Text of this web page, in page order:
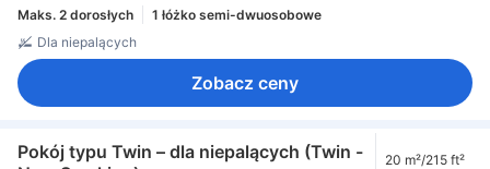
Maks. 2 dorosłych
1 łóżko semi-dwuosobowe
Dla niepalących
Zobacz ceny
Pokój typu Twin – dla niepalących (Twin -
20 m²/215 ft²